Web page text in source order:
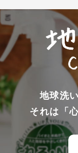
地球洗
それは「